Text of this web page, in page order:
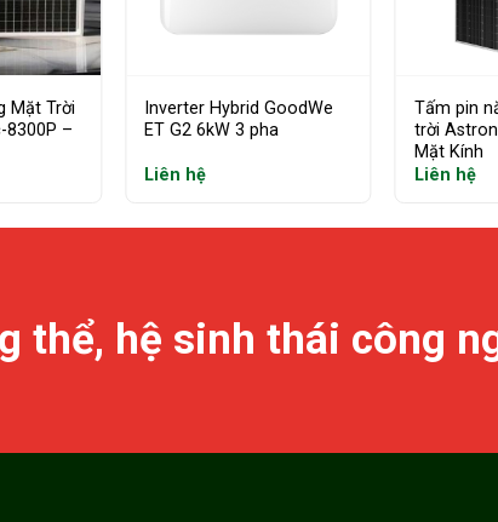
Mặt Trời
8300P –
Inverter Hybrid GoodWe
ET G2 6kW 3 pha
Liên hệ
Tấm pin
trời
Mặt Kính
Liên hệ
thể, hệ sinh thái công